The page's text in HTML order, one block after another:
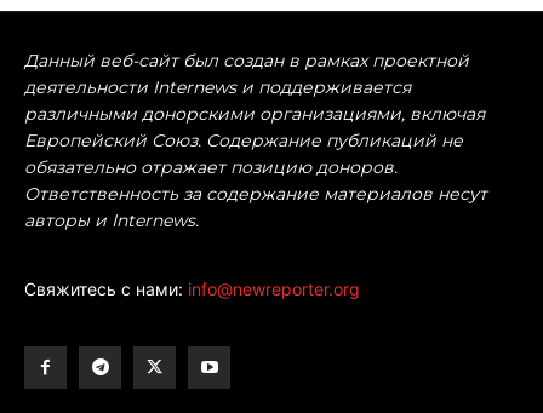
Данный веб-сайт был создан в рамках проектной
деятельности Internews и поддерживается
различными донорскими организациями, включая
Европейский Союз. Содержание публикаций не
обязательно отражает позицию доноров.
Ответственность за содержание материалов несут
авторы и Internews.
Свяжитесь с нами: info@newreporter.org